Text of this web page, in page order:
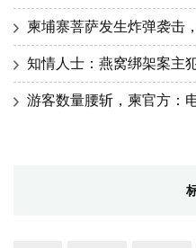
柬埔寨菩萨发生炸弹袭击
知情人士：燕窝绑架案主
游客数量腰斩，柬官方：